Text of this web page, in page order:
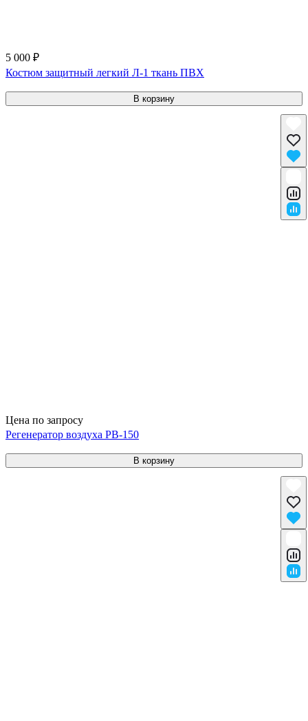
5 000 ₽
Костюм защитный легкий Л-1 ткань ПВХ
В корзину
Цена по запросу
Регенератор воздуха РВ-150
В корзину